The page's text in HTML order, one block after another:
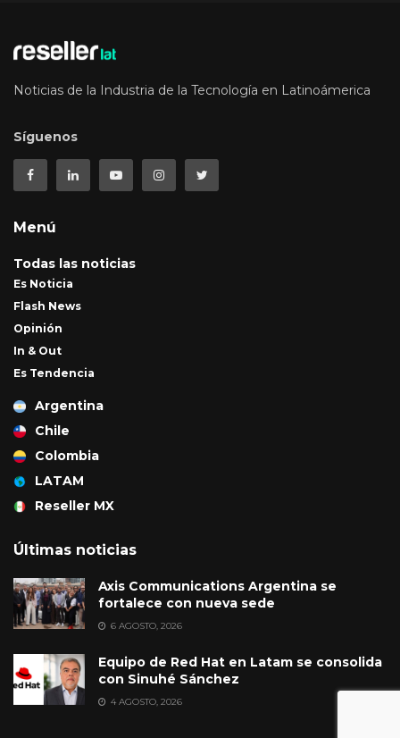
Noticias de la Industria de la Tecnología en Latinoámerica
Síguenos
Menú
Todas las noticias
Es Noticia
Flash News
Opinión
In & Out
Es Tendencia
Argentina
Chile
Colombia
LATAM
Reseller MX
Últimas noticias
Axis Communications Argentina se
fortalece con nueva sede
6 AGOSTO, 2026
Equipo de Red Hat en Latam se consolida
con Sinuhé Sánchez
4 AGOSTO, 2026